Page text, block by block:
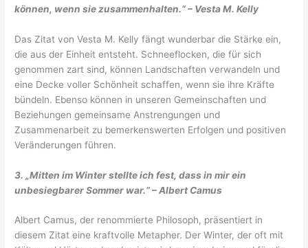
können, wenn sie zusammenhalten.“ – Vesta M. Kelly
Das Zitat von Vesta M. Kelly fängt wunderbar die Stärke ein,
die aus der Einheit entsteht. Schneeflocken, die für sich
genommen zart sind, können Landschaften verwandeln und
eine Decke voller Schönheit schaffen, wenn sie ihre Kräfte
bündeln. Ebenso können in unseren Gemeinschaften und
Beziehungen gemeinsame Anstrengungen und
Zusammenarbeit zu bemerkenswerten Erfolgen und positiven
Veränderungen führen.
3. „Mitten im Winter stellte ich fest, dass in mir ein
unbesiegbarer Sommer war.“ – Albert Camus
Albert Camus, der renommierte Philosoph, präsentiert in
diesem Zitat eine kraftvolle Metapher. Der Winter, der oft mit